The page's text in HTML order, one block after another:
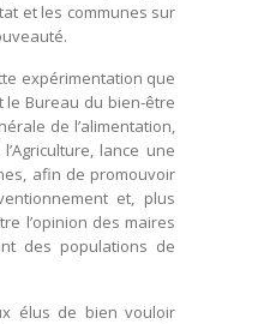
et les communes sur
expérimentation que
le Bureau du bien-être
de l’alimentation,
lance une
afin de promouvoir
et, plus
l’opinion des maires
des populations de
élus de bien vouloir